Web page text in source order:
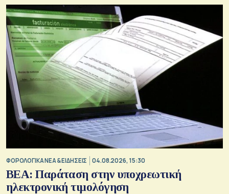
ΦΟΡΟΛΟΓΙΚΑ ΝΕΑ & EΙΔΗΣΕΙΣ 04.08.2026, 15:30
BEA: Παράταση στην υποχρεωτική
ηλεκτρονική τιμολόγηση